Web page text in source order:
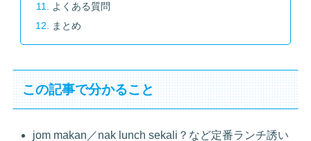
よくある質問
まとめ
この記事で分かること
jom makan／nak lunch sekali？など定番ランチ誘い